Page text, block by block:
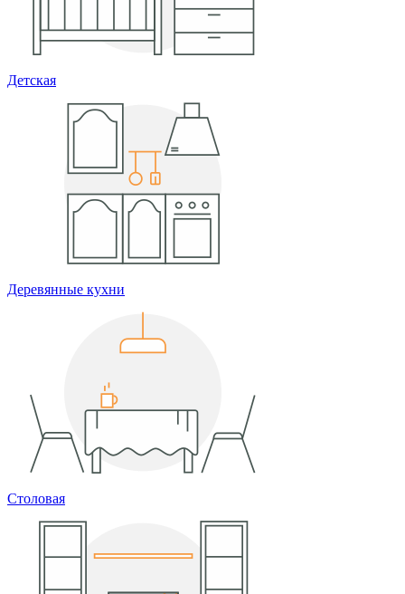
Детская
Деревянные кухни
Столовая